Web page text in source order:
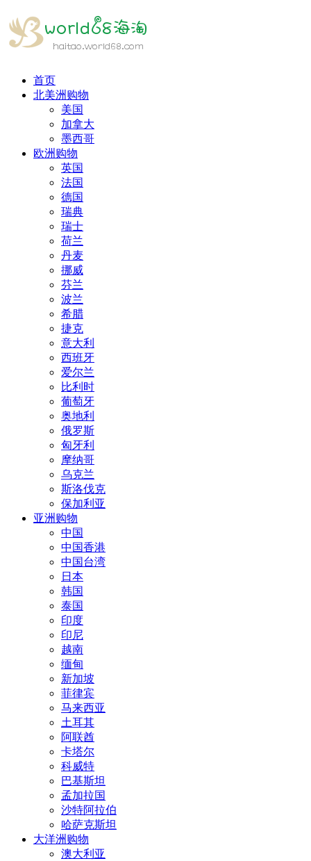
首页
北美洲购物
美国
加拿大
墨西哥
欧洲购物
英国
法国
德国
瑞典
瑞士
荷兰
丹麦
挪威
芬兰
波兰
希腊
捷克
意大利
西班牙
爱尔兰
比利时
葡萄牙
奥地利
俄罗斯
匈牙利
摩纳哥
乌克兰
斯洛伐克
保加利亚
亚洲购物
中国
中国香港
中国台湾
日本
韩国
泰国
印度
印尼
越南
缅甸
新加坡
菲律宾
马来西亚
土耳其
阿联酋
卡塔尔
科威特
巴基斯坦
孟加拉国
沙特阿拉伯
哈萨克斯坦
大洋洲购物
澳大利亚